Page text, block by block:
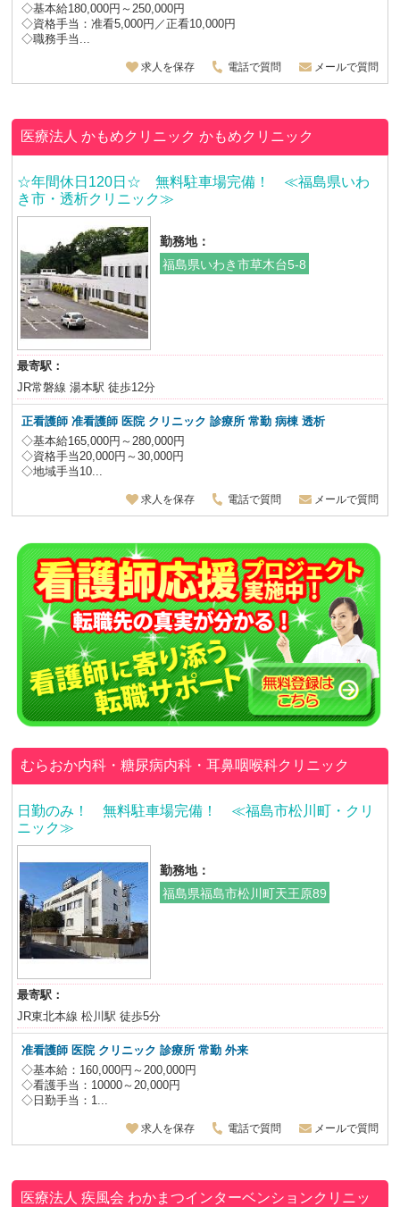
◇基本給180,000円～250,000円
◇資格手当：准看5,000円／正看10,000円
◇職務手当...
求人を保存 電話で質問 メールで質問
医療法人 かもめクリニックかもめクリニック
☆年間休日120日☆ 無料駐車場完備！ ≪福島県いわ
き市・透析クリニック≫
勤務地：
福島県いわき市草木台5-8
最寄駅：
JR常磐線 湯本駅 徒歩12分
正看護師 准看護師 医院 クリニック 診療所 常勤 病棟 透析
◇基本給165,000円～280,000円
◇資格手当20,000円～30,000円
◇地域手当10...
求人を保存 電話で質問 メールで質問
むらおか内科・糖尿病内科・耳鼻咽喉科クリニック
日勤のみ！ 無料駐車場完備！ ≪福島市松川町・クリ
ニック≫
勤務地：
福島県福島市松川町天王原89
最寄駅：
JR東北本線 松川駅 徒歩5分
准看護師 医院 クリニック 診療所 常勤 外来
◇基本給：160,000円～200,000円
◇看護手当：10000～20,000円
◇日勤手当：1...
求人を保存 電話で質問 メールで質問
医療法人 疾風会わかまつインターベンションクリニッ